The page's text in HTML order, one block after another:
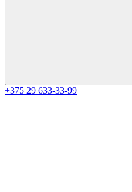
+375 29 633-33-99